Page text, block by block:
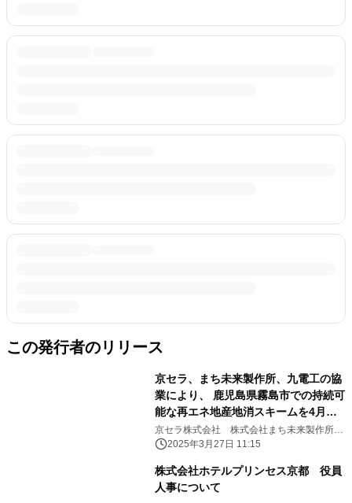
この発行者のリリース
京セラ、まち未来製作所、九電工の協
業により、 鹿児島県霧島市での持続可
能な再エネ地産地消スキームを4月よ
り開始
京セラ株式会社 株式会社まち未来製作所
株式会社九電工 鹿児島県霧島市
2025年3月27日 11:15
株式会社ホテルプリンセス京都 役員
人事について